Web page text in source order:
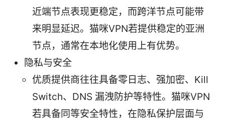
近端节点表现更稳定，而跨洋节点可能带
来明显延迟。猫咪VPN若提供稳定的亚洲
节点，通常在本地化使用上有优势。
隐私与安全
优质提供商往往具备零日志、强加密、Kill
Switch、DNS 漏洩防护等特性。猫咪VPN
若具备同等安全特性，在隐私保护层面与